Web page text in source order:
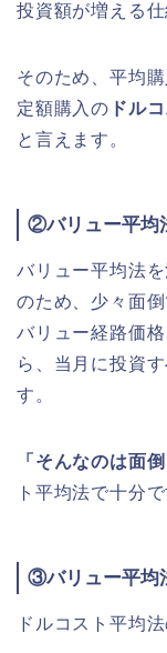
投資額が増える
そのため、平均購
定額購入の ドル
と言えます。
②バリュー平均
バリュー平均法を
のため、少々面倒
バリュー経路価
ら、当月に投資
す。
「そんなのは面倒
ト平均法で十分で
③バリュー平均
ドルコスト平均